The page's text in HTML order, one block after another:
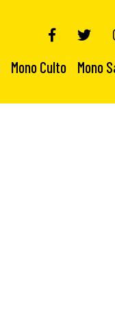
Mono Culto Mono